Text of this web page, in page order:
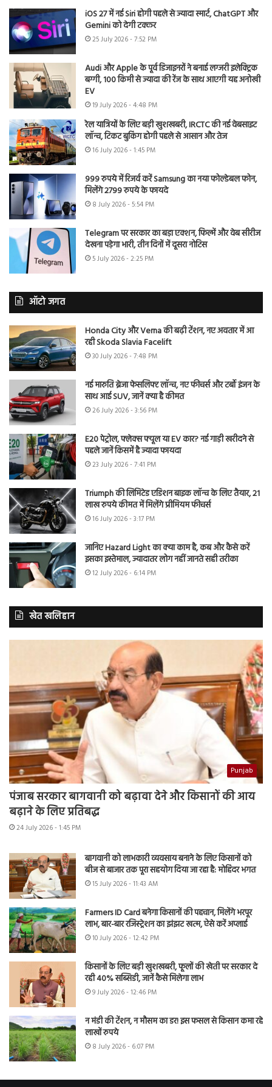
iOS 27 में नई Siri होगी पहले से ज्यादा स्मार्ट, ChatGPT और
Gemini को देगी टक्कर
25 July 2026 - 7:52 PM
Audi और Apple के पूर्व डिजाइनरों ने बनाई लग्जरी इलेक्ट्रिक
बग्गी, 100 किमी से ज्यादा की रेंज के साथ आएगी यह अनोखी
EV
19 July 2026 - 4:48 PM
रेल यात्रियों के लिए बड़ी खुशखबरी, IRCTC की नई वेबसाइट
लॉन्च, टिकट बुकिंग होगी पहले से आसान और तेज
16 July 2026 - 1:45 PM
999 रुपये में रिजर्व करें Samsung का नया फोल्डेबल फोन,
मिलेंगे 2799 रुपये के फायदे
8 July 2026 - 5:54 PM
Telegram पर सरकार का बड़ा एक्शन, फिल्में और वेब सीरीज
देखना पड़ेगा भारी, तीन दिनों में दूसरा नोटिस
5 July 2026 - 2:25 PM
ऑटो जगत
Honda City और Verna की बढ़ी टेंशन, नए अवतार में आ
रही Skoda Slavia Facelift
30 July 2026 - 7:48 PM
नई मारुति ब्रेजा फेसलिफ्ट लॉन्च, नए फीचर्स और टर्बो इंजन के
साथ आई SUV, जानें क्या है कीमत
26 July 2026 - 3:56 PM
E20 पेट्रोल, फ्लेक्स फ्यूल या EV कार? नई गाड़ी खरीदने से
पहले जानें किसमें है ज्यादा फायदा
23 July 2026 - 7:41 PM
Triumph की लिमिटेड एडिशन बाइक लॉन्च के लिए तैयार, 21
लाख रुपये कीमत में मिलेंगे प्रीमियम फीचर्स
16 July 2026 - 3:17 PM
जानिए Hazard Light का क्या काम है, कब और कैसे करें
इसका इस्तेमाल, ज्यादातर लोग नहीं जानते सही तरीका
12 July 2026 - 6:14 PM
खेत खलिहान
Punjab
पंजाब सरकार बागवानी को बढ़ावा देने और किसानों की आय
बढ़ाने के लिए प्रतिबद्ध
24 July 2026 - 1:45 PM
बागवानी को लाभकारी व्यवसाय बनाने के लिए किसानों को
बीज से बाजार तक पूरा सहयोग दिया जा रहा है: मोहिंदर भगत
15 July 2026 - 11:43 AM
Farmers ID Card बनेगा किसानों की पहचान, मिलेंगे भरपूर
लाभ, बार-बार रजिस्ट्रेशन का झंझट खत्म, ऐसे करें अप्लाई
10 July 2026 - 12:42 PM
किसानों के लिए बड़ी खुशखबरी, फूलों की खेती पर सरकार दे
रही 40% सब्सिडी, जानें कैसे मिलेगा लाभ
9 July 2026 - 12:46 PM
न मंडी की टेंशन, न मौसम का डर! इस फसल से किसान कमा रहे
लाखों रुपये
8 July 2026 - 6:07 PM